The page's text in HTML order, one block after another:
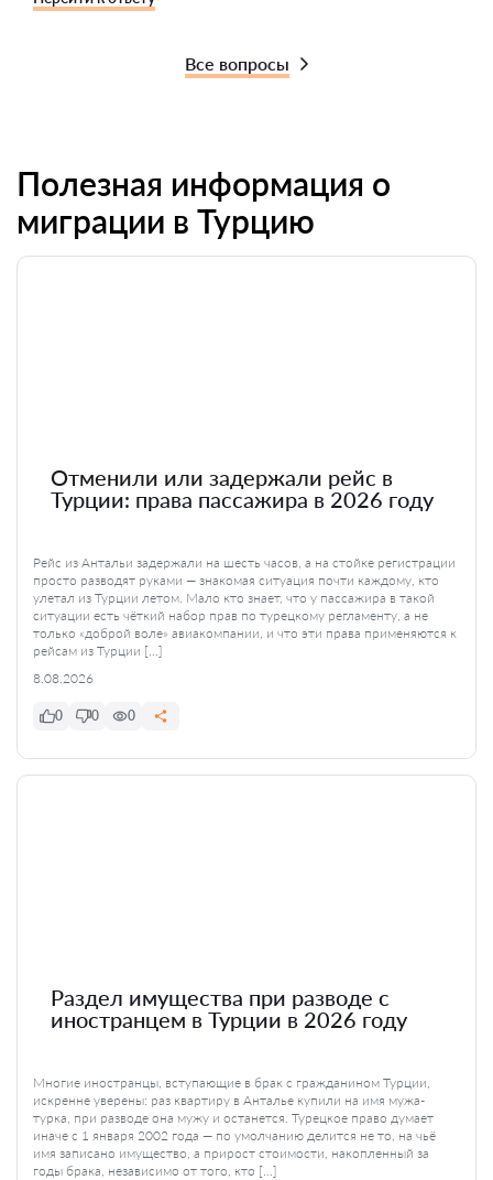
Все вопросы
Полезная информация о
миграции в Турцию
Отменили или задержали рейс в
Турции: права пассажира в 2026 году
Рейс из Антальи задержали на шесть часов, а на стойке регистрации
просто разводят руками — знакомая ситуация почти каждому, кто
улетал из Турции летом. Мало кто знает, что у пассажира в такой
ситуации есть чёткий набор прав по турецкому регламенту, а не
только «доброй воле» авиакомпании, и что эти права применяются к
рейсам из Турции […]
8.08.2026
0 0 0
Раздел имущества при разводе с
иностранцем в Турции в 2026 году
Многие иностранцы, вступающие в брак с гражданином Турции,
искренне уверены: раз квартиру в Анталье купили на имя мужа-
турка, при разводе она мужу и останется. Турецкое право думает
иначе с 1 января 2002 года — по умолчанию делится не то, на чьё
имя записано имущество, а прирост стоимости, накопленный за
годы брака, независимо от того, кто […]